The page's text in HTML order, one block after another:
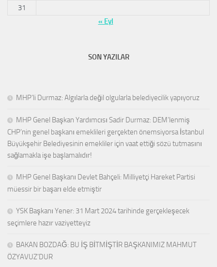
31
« Eyl
SON YAZILAR
MHP’li Durmaz: Algılarla değil olgularla belediyecilik yapıyoruz
MHP Genel Başkan Yardımcısı Sadir Durmaz: DEM’lenmiş
CHP’nin genel başkanı emeklileri gerçekten önemsiyorsa İstanbul
Büyükşehir Belediyesinin emekliler için vaat ettiği sözü tutmasını
sağlamakla işe başlamalıdır!
MHP Genel Başkanı Devlet Bahçeli: Milliyetçi Hareket Partisi
müessir bir başarı elde etmiştir
YSK Başkanı Yener: 31 Mart 2024 tarihinde gerçekleşecek
seçimlere hazır vaziyetteyiz
BAKAN BOZDAĞ: BU İŞ BİTMİŞTİR BAŞKANIMIZ MAHMUT
ÖZYAVUZ’DUR